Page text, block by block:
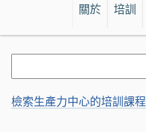
關於 培訓
檢索生產力中心的培訓課程